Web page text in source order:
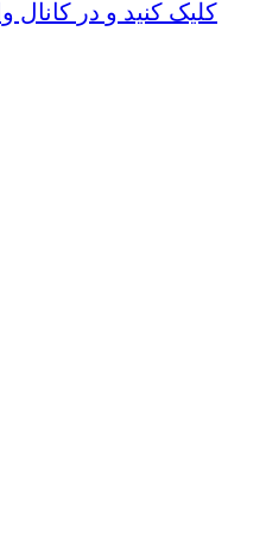
کلیک کنید و در